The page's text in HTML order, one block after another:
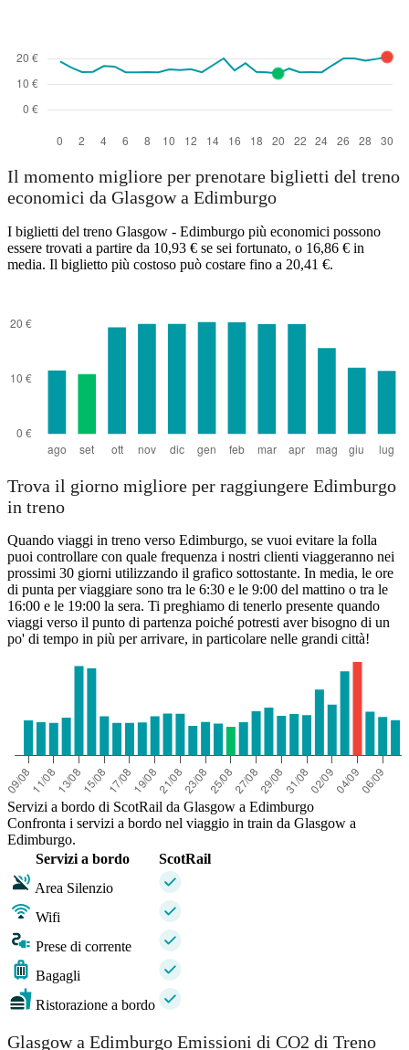
Il momento migliore per prenotare biglietti del treno
economici da Glasgow a Edimburgo
I biglietti del treno Glasgow - Edimburgo più economici possono
essere trovati a partire da 10,93 € se sei fortunato, o 16,86 € in
media. Il biglietto più costoso può costare fino a 20,41 €.
Trova il giorno migliore per raggiungere Edimburgo
in treno
Quando viaggi in treno verso Edimburgo, se vuoi evitare la folla
puoi controllare con quale frequenza i nostri clienti viaggeranno nei
prossimi 30 giorni utilizzando il grafico sottostante. In media, le ore
di punta per viaggiare sono tra le 6:30 e le 9:00 del mattino o tra le
16:00 e le 19:00 la sera. Ti preghiamo di tenerlo presente quando
viaggi verso il punto di partenza poiché potresti aver bisogno di un
po' di tempo in più per arrivare, in particolare nelle grandi città!
Servizi a bordo di ScotRail da Glasgow a Edimburgo
Confronta i servizi a bordo nel viaggio in train da Glasgow a
Edimburgo.
Servizi a bordo
ScotRail
Area Silenzio
Wifi
Prese di corrente
Bagagli
Ristorazione a bordo
Glasgow a Edimburgo Emissioni di CO2 di Treno